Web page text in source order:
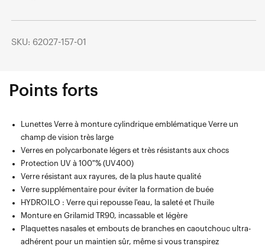
SKU: 62027-157-01
Points forts
Lunettes Verre à monture cylindrique emblématique Verre un
champ de vision très large
Verres en polycarbonate légers et très résistants aux chocs
Protection UV à 100 % (UV400)
Verre résistant aux rayures, de la plus haute qualité
Verre supplémentaire pour éviter la formation de buée
HYDROILO : Verre qui repousse l'eau, la saleté et l'huile
Monture en Grilamid TR90, incassable et légère
Plaquettes nasales et embouts de branches en caoutchouc ultra-
adhérent pour un maintien sûr, même si vous transpirez